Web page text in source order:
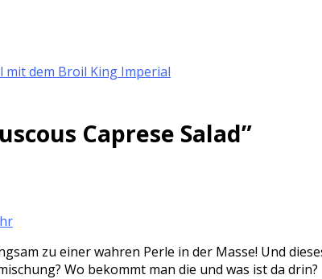
mit dem Broil King Imperial
Caprese Salad”
zu einer wahren Perle in der Masse! Und
Wo bekommt man die und was ist da drin?